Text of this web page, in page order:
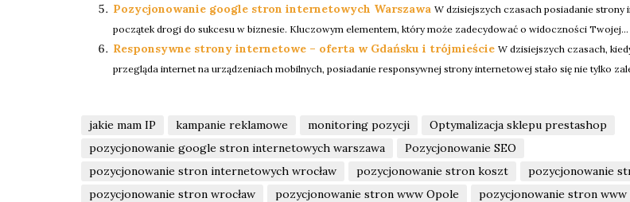
Pozycjonowanie google stron internetowych Warszawa W dzisiejszych czasach posiadanie
początek drogi do sukcesu w biznesie. Kluczowym elementem, który może zadecydować o widoczności Twojej...
Responsywne strony internetowe – oferta w Gdańsku i trójmieście W dzisiejszych czasach,
przegląda internet na urządzeniach mobilnych, posiadanie responsywnej strony internetowej stało się nie tylko
jakie mam IP kampanie reklamowe monitoring pozycji
Optymalizacja sklepu prestashop
pozycjonowanie google stron internetowych warszawa
Pozycjonowanie SEO
pozycjonowanie stron internetowych wrocław
pozycjonowanie stron koszt
pozycjonowanie
pozycjonowanie stron wrocław
pozycjonowanie stron www Opole
pozycjonowanie stron www